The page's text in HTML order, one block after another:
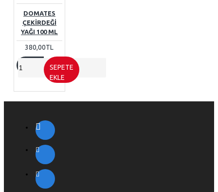
DOMATES
ÇEKIRDEĞI
YAĞI 100 ML
380,00TL
SEPETE
EKLE